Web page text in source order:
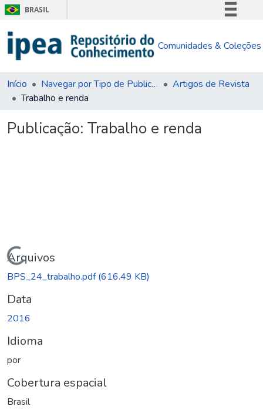
BRASIL
Comunica BR
Acesso à informação
Comunidades & Coleções
Início Navegar por Tipo de Publicação
Artigos de Revista
Trabalho e renda
Publicação: Trabalho e renda
Carregando...
Arquivos
BPS_24_trabalho.pdf(616.49 KB)
Data
2016
Idioma
por
Cobertura espacial
Brasil